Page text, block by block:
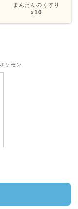
まんたんのくすり
x10
ポケモン